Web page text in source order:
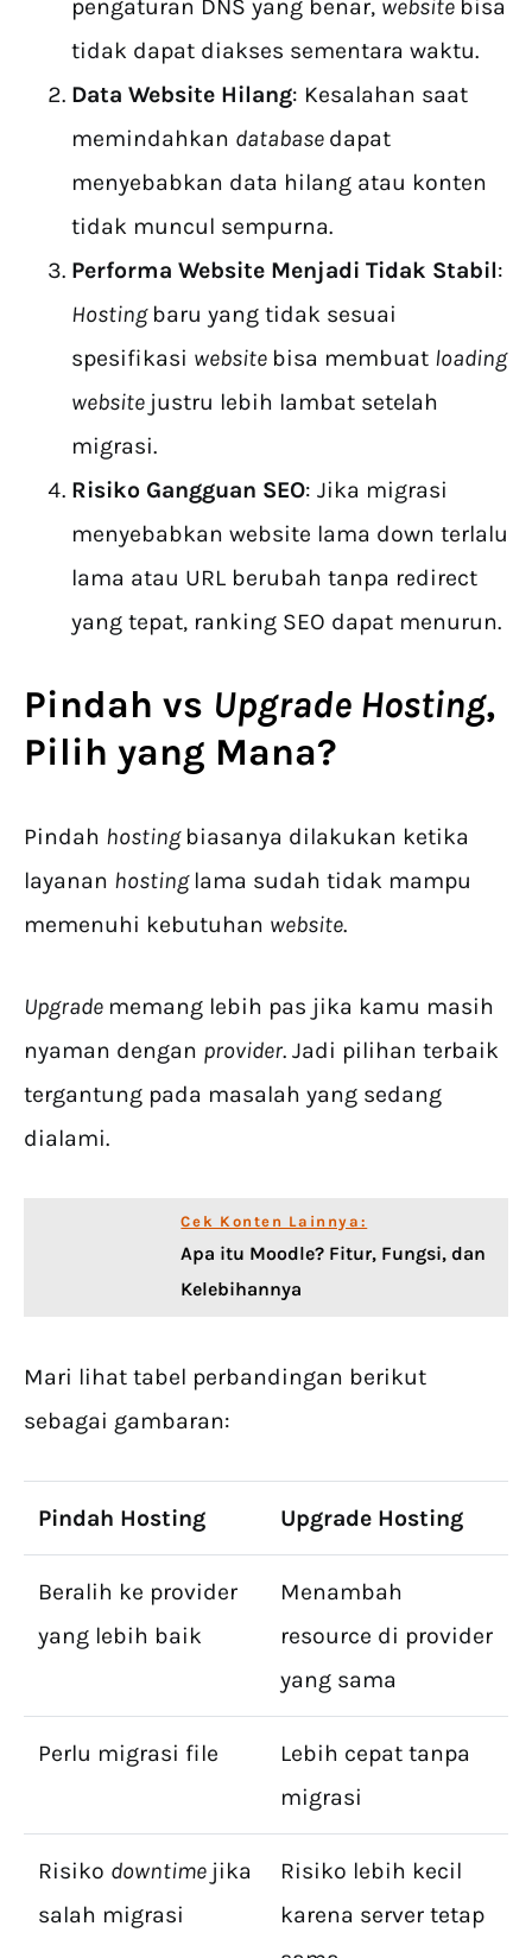
pengaturan DNS yang benar, website bisa
tidak dapat diakses sementara waktu.
Data Website Hilang: Kesalahan saat
memindahkan database dapat
menyebabkan data hilang atau konten
tidak muncul sempurna.
Performa Website Menjadi Tidak Stabil:
Hosting baru yang tidak sesuai
spesifikasi website bisa membuat loading
website justru lebih lambat setelah
migrasi.
Risiko Gangguan SEO: Jika migrasi
menyebabkan website lama down terlalu
lama atau URL berubah tanpa redirect
yang tepat, ranking SEO dapat menurun.
Pindah vs Upgrade Hosting,
Pilih yang Mana?
Pindah hosting biasanya dilakukan ketika
layanan hosting lama sudah tidak mampu
memenuhi kebutuhan website.
Upgrade memang lebih pas jika kamu masih
nyaman dengan provider. Jadi pilihan terbaik
tergantung pada masalah yang sedang
dialami.
Cek Konten Lainnya:
Apa itu Moodle? Fitur, Fungsi, dan
Kelebihannya
Mari lihat tabel perbandingan berikut
sebagai gambaran:
Pindah Hosting Upgrade Hosting
Beralih ke provider
yang lebih baik
Menambah
resource di provider
yang sama
Perlu migrasi file
Lebih cepat tanpa
migrasi
Risiko downtime jika
salah migrasi
Risiko lebih kecil
karena server tetap